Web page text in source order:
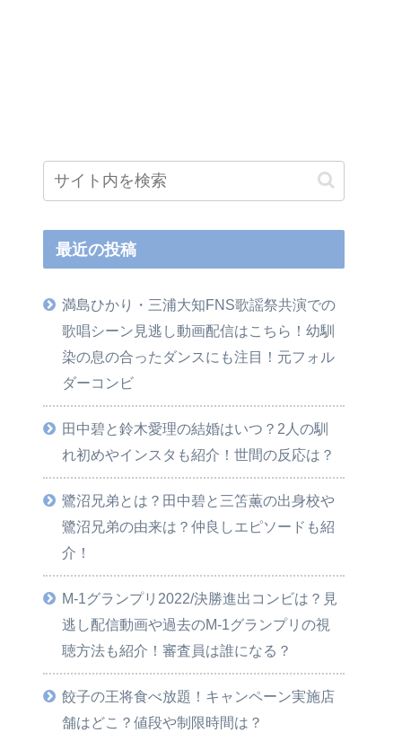
最近の投稿
満島ひかり・三浦大知FNS歌謡祭共演での
歌唱シーン見逃し動画配信はこちら！幼馴
染の息の合ったダンスにも注目！元フォル
ダーコンビ
田中碧と鈴木愛理の結婚はいつ？2人の馴
れ初めやインスタも紹介！世間の反応は？
鷺沼兄弟とは？田中碧と三笘薫の出身校や
鷺沼兄弟の由来は？仲良しエピソードも紹
介！
M-1グランプリ2022/決勝進出コンビは？見
逃し配信動画や過去のM-1グランプリの視
聴方法も紹介！審査員は誰になる？
餃子の王将食べ放題！キャンペーン実施店
舗はどこ？値段や制限時間は？